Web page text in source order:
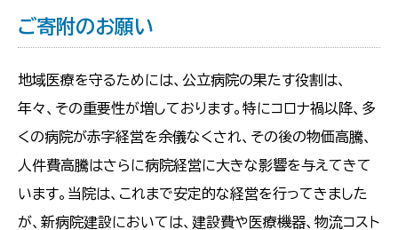
ご寄附のお願い
地域医療を守るためには、公立病院の果たす役割は、
年々、その重要性が増しております。特にコロナ禍以降、多
くの病院が赤字経営を余儀なくされ、その後の物価高騰、
人件費高騰はさらに病院経営に大きな影響を与えてきて
います。当院は、これまで安定的な経営を行ってきました
が、新病院建設においては、建設費や医療機器、物流コスト